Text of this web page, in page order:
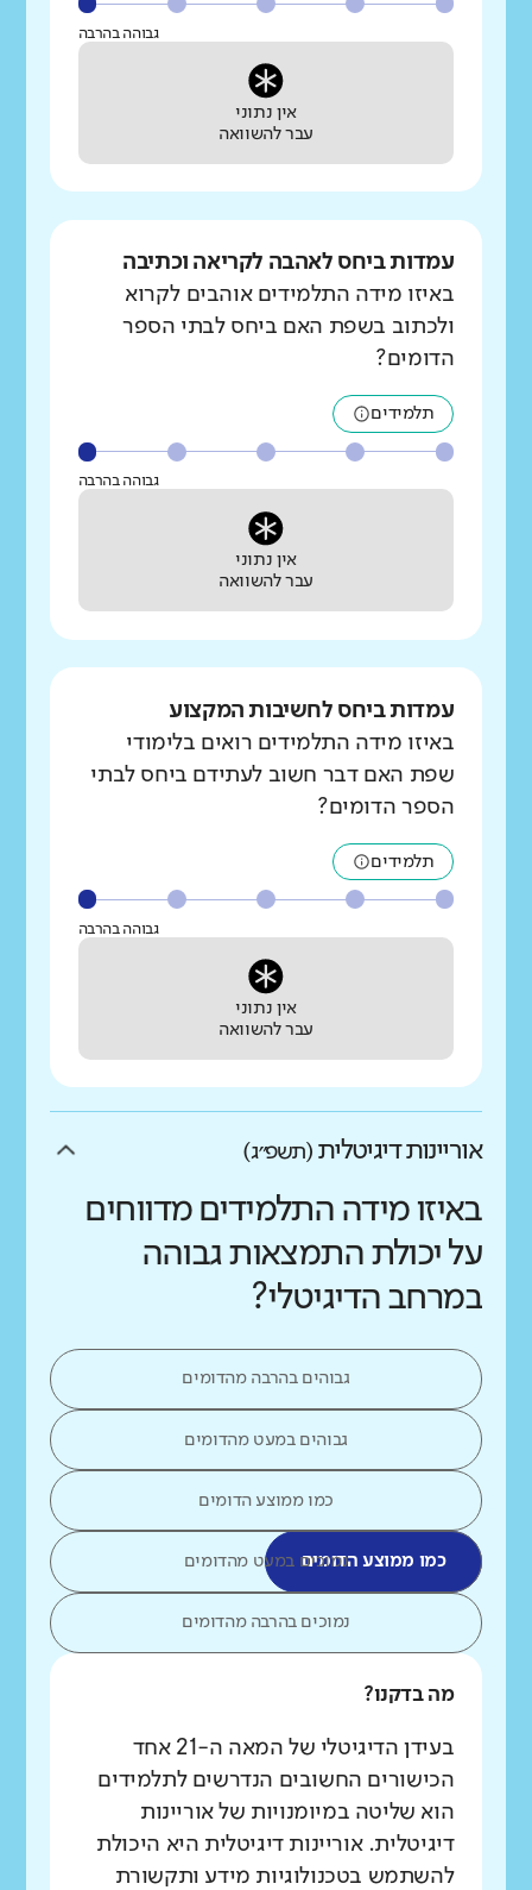
גבוהה בהרבה
אין נתוני
עבר להשוואה
עמדות ביחס לאהבה לקריאה וכתיבה
באיזו מידה התלמידים אוהבים לקרוא
ולכתוב בשפת האם ביחס לבתי הספר
הדומים?
תלמידים
גבוהה בהרבה
אין נתוני
עבר להשוואה
עמדות ביחס לחשיבות המקצוע
באיזו מידה התלמידים רואים בלימודי
שפת האם דבר חשוב לעתידם ביחס לבתי
הספר הדומים?
תלמידים
גבוהה בהרבה
אין נתוני
עבר להשוואה
אוריינות דיגיטלית (תשפ״ג)
באיזו מידה התלמידים מדווחים
על יכולת התמצאות גבוהה
במרחב הדיגיטלי?
גבוהים בהרבה מהדומים
גבוהים במעט מהדומים
כמו ממוצע הדומים
כמו ממוצע הדומיםנמוכים במעט מהדומים
נמוכים בהרבה מהדומים
מה בדקנו?
בעידן הדיגיטלי של המאה ה-21 אחד
הכישורים החשובים הנדרשים לתלמידים
הוא שליטה במיומנויות של אוריינות
דיגיטלית. אוריינות דיגיטלית היא היכולת
להשתמש בטכנולוגיות מידע ותקשורת